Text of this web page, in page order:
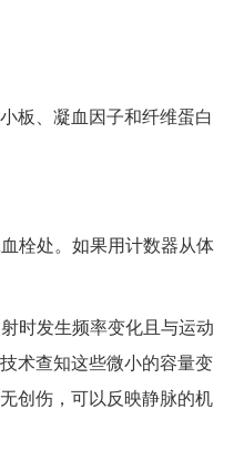
板、凝血因子和纤维蛋白
栓处。如果用计数器从体
时发生频率变化且与运动
术查知这些微小的容量变
创伤，可以反映静脉的机